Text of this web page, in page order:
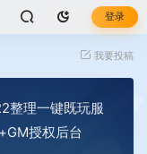
登录
我要投稿
整理一键既玩服
授权后台